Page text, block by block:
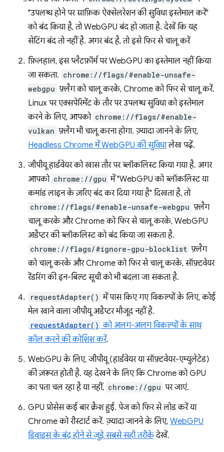
"उपलब्ध होने पर ग्राफ़िक ऐक्सेलरेशन की सुविधा इस्तेमाल करें"
को बंद किया है, तो WebGPU बंद हो जाता है. देखें कि यह
सेटिंग बंद तो नहीं है. अगर बंद है, तो इसे फिर से चालू करें
फ़िलहाल, इस प्लैटफ़ॉर्म पर WebGPU का इस्तेमाल नहीं किया
जा सकता. chrome://flags/#enable-unsafe-
webgpu फ़्लैग को चालू करके, Chrome को फिर से चालू करें.
Linux पर एक्सपेरिमेंट के तौर पर उपलब्ध सुविधा को इस्तेमाल
करने के लिए, आपको chrome://flags/#enable-
vulkan फ़्लैग भी चालू करना होगा. ज़्यादा जानने के लिए,
Headless Chrome में WebGPU की सुविधालेख पढ़ें.
जीपीयू हार्डवेयर को खास तौर पर ब्लॉकलिस्ट किया गया है. अगर
आपको chrome://gpu में "WebGPU को ब्लॉकलिस्ट या
कमांड लाइन के ज़रिए बंद कर दिया गया है" दिखता है, तो
chrome://flags/#enable-unsafe-webgpu फ़्लैग
चालू करके और Chrome को फिर से चालू करके, WebGPU
अडैप्टर की ब्लॉकलिस्ट को बंद किया जा सकता है.
chrome://flags/#ignore-gpu-blocklist फ़्लैग
को चालू करके और Chrome को फिर से चालू करके, सॉफ़्टवेयर
रेंडरिंग की इन-बिल्ट सूची को भी बदला जा सकता है.
requestAdapter() में पास किए गए विकल्पों के लिए, कोई
मेल खाने वाला जीपीयू अडैप्टर मौजूद नहीं है.
requestAdapter() को अलग-अलग विकल्पों के साथ
कॉल करने की कोशिश करें.
WebGPU के लिए, जीपीयू (हार्डवेयर या सॉफ़्टवेयर-एम्युलेटेड)
की ज़रूरत होती है. यह देखने के लिए कि Chrome को GPU
का पता चल रहा है या नहीं, chrome://gpu पर जाएं.
GPU प्रोसेस कई बार क्रैश हुई. पेज को फिर से लोड करें या
Chrome को रीस्टार्ट करें. ज़्यादा जानने के लिए, WebGPU
डिवाइस के बंद होने से जुड़े सबसे सही तरीकेदेखें.